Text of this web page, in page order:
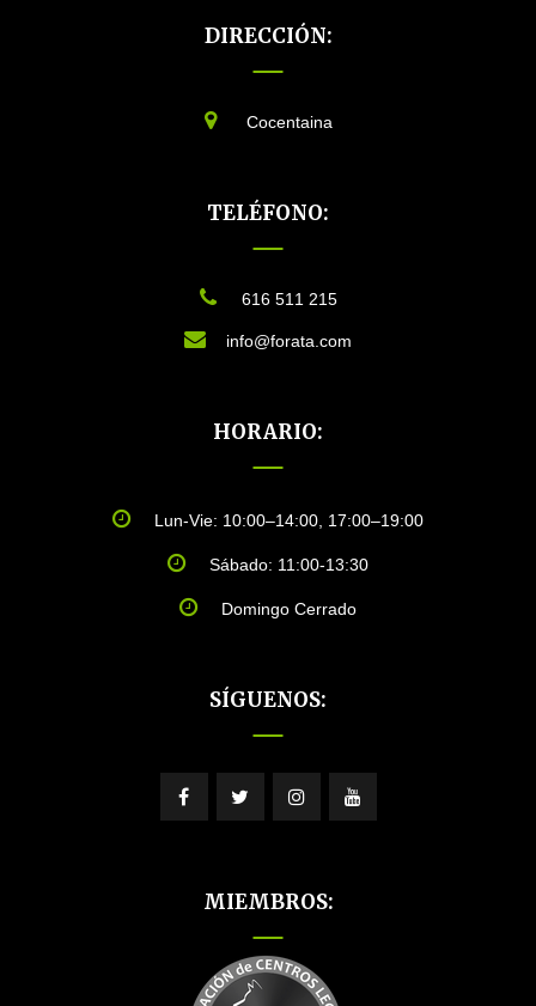
DIRECCIÓN:
Cocentaina
TELÉFONO:
616 511 215
info@forata.com
HORARIO:
Lun-Vie: 10:00–14:00, 17:00–19:00
Sábado: 11:00-13:30
Domingo Cerrado
SÍGUENOS:
MIEMBROS: